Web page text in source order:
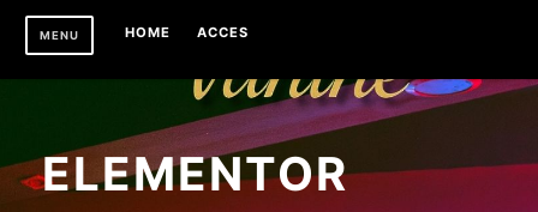
MENU HOME ACCES
ELEMENTOR